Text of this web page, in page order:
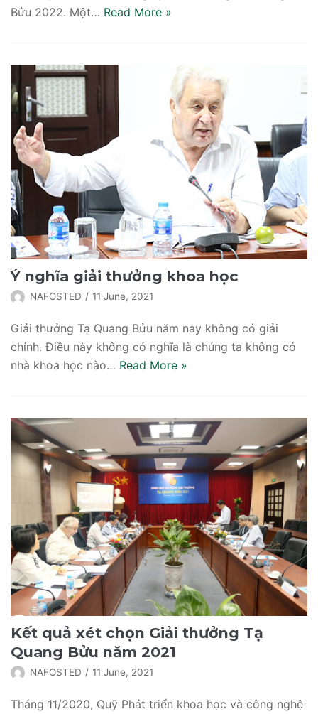
Bửu 2022. Một… Read More »
Ý nghĩa giải thưởng khoa học
NAFOSTED 11 June, 2021
Giải thưởng Tạ Quang Bửu năm nay không có giải
chính. Điều này không có nghĩa là chúng ta không có
nhà khoa học nào… Read More »
Kết quả xét chọn Giải thưởng Tạ
Quang Bửu năm 2021
NAFOSTED 11 June, 2021
Tháng 11/2020, Quỹ Phát triển khoa học và công nghệ